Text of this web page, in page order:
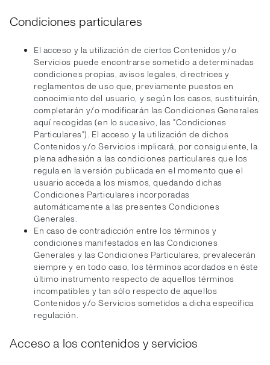
Condiciones particulares
El acceso y la utilización de ciertos Contenidos y/o
Servicios puede encontrarse sometido a determinadas
condiciones propias, avisos legales, directrices y
reglamentos de uso que, previamente puestos en
conocimiento del usuario, y según los casos, sustituirán,
completarán y/o modificarán las Condiciones Generales
aquí recogidas (en lo sucesivo, las "Condiciones
Particulares"). El acceso y la utilización de dichos
Contenidos y/o Servicios implicará, por consiguiente, la
plena adhesión a las condiciones particulares que los
regula en la versión publicada en el momento que el
usuario acceda a los mismos, quedando dichas
Condiciones Particulares incorporadas
automáticamente a las presentes Condiciones
Generales.
En caso de contradicción entre los términos y
condiciones manifestados en las Condiciones
Generales y las Condiciones Particulares, prevalecerán
siempre y en todo caso, los términos acordados en éste
último instrumento respecto de aquellos términos
incompatibles y tan sólo respecto de aquellos
Contenidos y/o Servicios sometidos a dicha específica
regulación.
Acceso a los contenidos y servicios